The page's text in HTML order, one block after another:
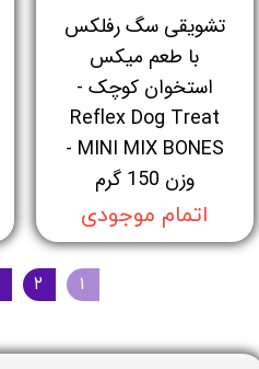
تشویقی سگ رفلکس
با طعم میکس
استخوان کوچک -
Reflex Dog Treat
MINI MIX BONES -
وزن 150 گرم
اتمام موجودی
۱ ۲